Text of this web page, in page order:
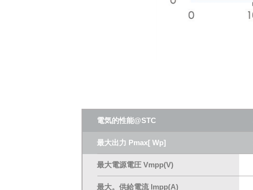
電気的性能@STC
最大出力 Pmax[ Wp]
最大電源電圧 Vmpp(V)
最大。供給電流 lmpp(A)